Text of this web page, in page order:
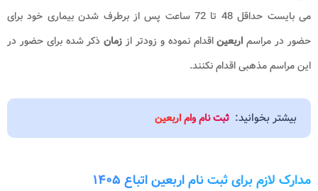
می بایست حداقل 48 تا 72 ساعت پس از برطرف شدن بیماری خود برای
حضور در مراسم اربعیناقدام نموده و زودتر از زمان ذکر شده برای حضور در
این مراسم مذهبی اقدام نکنند.
بیشتر بخوانید: ثبت نام وام اربعین
مدارک لازم برای ثبت نام اربعین اتباع ۱۴۰۵